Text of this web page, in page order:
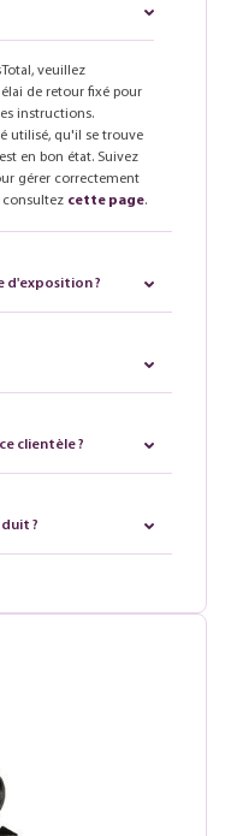
veuillez
de retour fixé pour
instructions.
utilisé, qu'il se trouve
en bon état. Suivez
gérer correctement
consultez cette page.
d'exposition ?
clientèle ?
?